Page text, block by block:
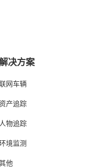
决方案
网车辆
产追踪
人物追踪
境监测
他